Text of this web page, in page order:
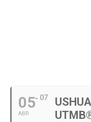
05
ABR
07